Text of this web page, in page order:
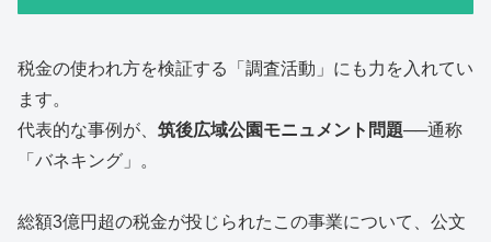
税金の使われ方を検証する「調査活動」にも力を入れてい
ます。
代表的な事例が、 筑後広域公園モニュメント問題──通称
「バネキング」。
総額3億円超の税金が投じられたこの事業について、公文